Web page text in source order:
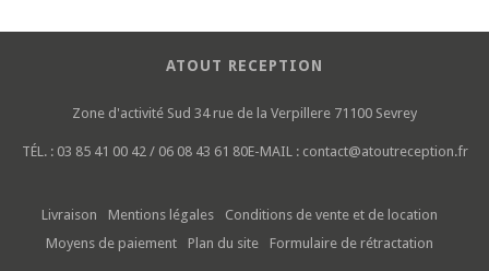
ATOUT RECEPTION
Zone d'activité Sud 34 rue de la Verpillere 71100 Sevrey
TÉL. : 03 85 41 00 42 / 06 08 43 61 80E-MAIL : contact@atoutreception.fr
Livraison Mentions légales
Conditions de vente et de location
Moyens de paiement
Plan du site Formulaire de rétractation